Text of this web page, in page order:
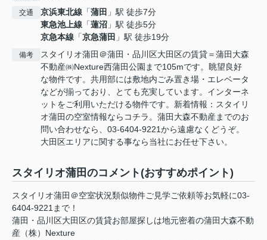
交通 京浜東北線 「蒲田 」駅 徒歩7分
東急池上線 「蓮沼 」駅 徒歩5分
京急本線 「京急蒲田 」駅 徒歩19分
備考
スタイリオ蒲田＠蒲田・品川区大田区の賃貸＝蒲田大森
不動産㈱Nexture西蒲田公園まで105mです。眺望良好
な物件です。共用部には敷地内ごみ置き場・エレベータ
などが揃っており、とても充実しています。インターネ
ットをご利用いただける物件です。新着情報：スタイリ
オ蒲田の空室情報ならコチラ。蒲田大森不動産までのお
問い合わせなら、03-6404-9221から遠慮なくどうぞ。
大田区エリアに関する事なら当社にお任せ下さい。
スタイリオ蒲田のコメント(おすすめポイント)
スタイリオ蒲田＠空室状況類似物件ご見学ご依頼等お気軽に03-
6404-9221まで！
蒲田・品川区大田区の賃貸お部屋探しは地元密着の蒲田大森不動
産（株）Nexture